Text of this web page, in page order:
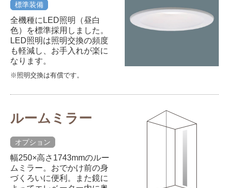
標準装備
全機種にLED照明（昼白
色）を標準採用しました。
LED照明は照明交換の頻度
も軽減し、お手入れが楽に
なります。
※照明交換は有償です。
ルームミラー
オプション
幅250×高さ1743mmのルー
ムミラー。おでかけ前の身
づくろいに便利。また鏡に